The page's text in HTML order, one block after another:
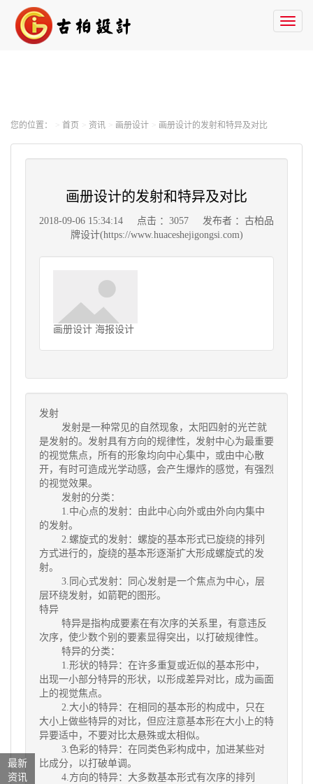
您的位置： 首页 资讯 画册设计 画册设计的发射和特异及对比
画册设计的发射和特异及对比
2018-09-06 15:34:14 点击 ：3057
发布者 ：古柏品
牌设计(https://www.huaceshejigongsi.com)
画册设计 海报设计
发射
发射是一种常见的自然现象，太阳四射的光芒就
是发射的。发射具有方向的规律性，发射中心为最重要
的视觉焦点，所有的形象均向中心集中，或由中心散
开，有时可造成光学动感，会产生爆炸的感觉，有强烈
的视觉效果。
发射的分类：
1.中心点的发射：由此中心向外或由外向内集中
的发射。
2.螺旋式的发射：螺旋的基本形式已旋绕的排列
方式进行的，旋绕的基本形逐渐扩大形成螺旋式的发
射。
3.同心式发射：同心发射是一个焦点为中心，层
层环绕发射，如箭靶的图形。
特异
特异是指构成要素在有次序的关系里，有意违反
次序，使少数个别的要素显得突出，以打破规律性。
特异的分类：
1.形状的特异：在许多重复或近似的基本形中，
出现一小部分特异的形状，以形成差异对比，成为画面
上的视觉焦点。
2.大小的特异：在相同的基本形的构成中，只在
大小上做些特异的对比，但应注意基本形在大小上的特
异要适中，不要对比太悬殊或太相似。
3.色彩的特异：在同类色彩构成中，加进某些对
比成分，以打破单调。
4.方向的特异：大多数基本形式有次序的排列
最新
资讯